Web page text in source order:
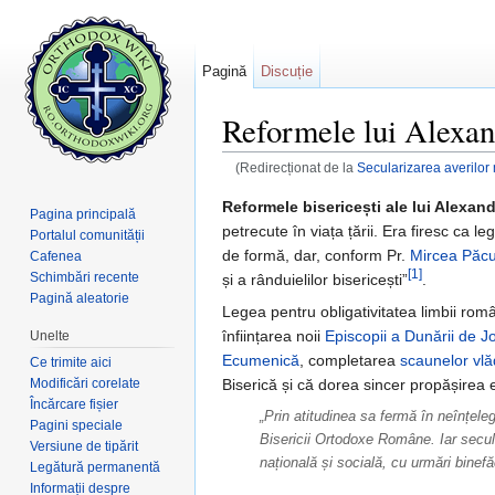
Reformele lui
(Redirecționat de la Secularizarea averilor
Reformele bisericești ale lui
petrecute în viața țării. Era firesc ca
de formă, dar, conform Pr. Mircea
și a rânduielilor bisericești”[1]
Legea pentru obligativitatea limbii
înființarea noii Episcopii a Dunării de
Ecumenică , completarea scaunelor
Biserică și că dorea sincer propășirea
„Prin atitudinea sa fermă în
Bisericii Ortodoxe Române. Iar
națională și socială, cu urmări
Pagină Discuție
Pagina principală
Portalul comunității
Cafenea
Schimbări recente
Pagină aleatorie
Unelte
Ce trimite aici
Modificări corelate
Încărcare fișier
Pagini speciale
Versiune de tipărit
Legătură permanentă
Informații despre